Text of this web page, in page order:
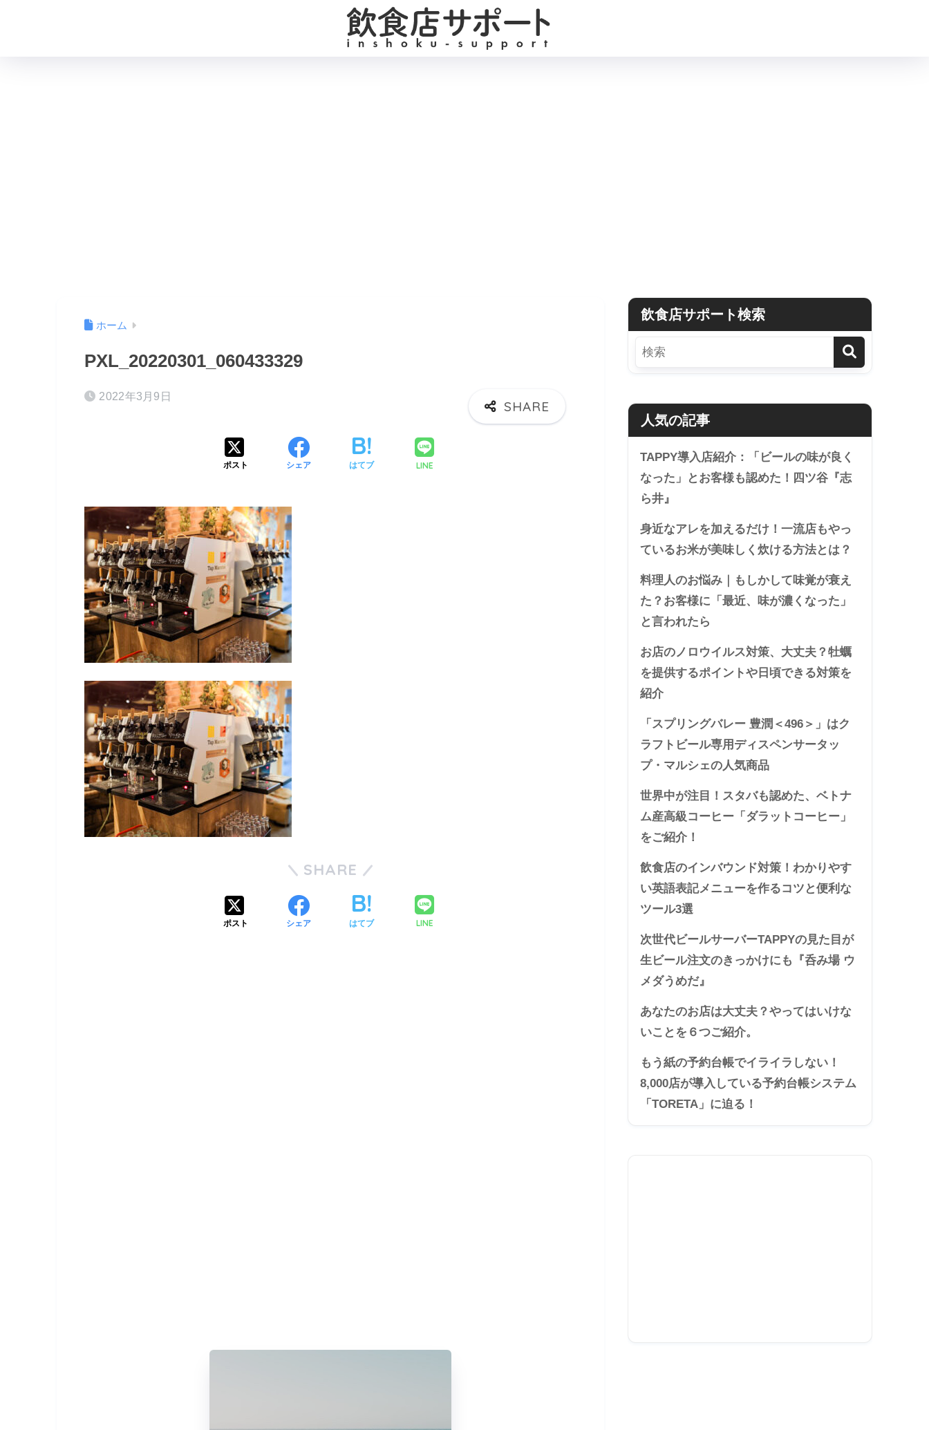
ホーム
PXL_20220301_060433329
2022年3月9日
ポスト シェア はてブ LINE
SHARE
ポスト シェア はてブ LINE
飲食店サポート検索
人気の記事
TAPPY導入店紹介：「ビールの味が良く
なった」とお客様も認めた！四ツ谷『志
ら井』
身近なアレを加えるだけ！一流店もやっ
ているお米が美味しく炊ける方法とは？
料理人のお悩み｜もしかして味覚が衰え
た？お客様に「最近、味が濃くなった」
と言われたら
お店のノロウイルス対策、大丈夫？牡蠣
を提供するポイントや日頃できる対策を
紹介
「スプリングバレー 豊潤＜496＞」はク
ラフトビール専用ディスペンサータッ
プ・マルシェの人気商品
世界中が注目！スタバも認めた、ベトナ
ム産高級コーヒー「ダラットコーヒー」
をご紹介！
飲食店のインバウンド対策！わかりやす
い英語表記メニューを作るコツと便利な
ツール3選
次世代ビールサーバーTAPPYの見た目が
生ビール注文のきっかけにも『呑み場 ウ
メダうめだ』
あなたのお店は大丈夫？やってはいけな
いことを６つご紹介。
もう紙の予約台帳でイライラしない！
8,000店が導入している予約台帳システム
「TORETA」に迫る！